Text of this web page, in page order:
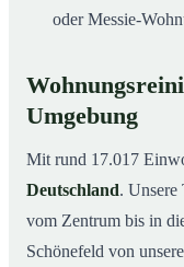
oder Messie-
Umgebung
Mit rund 17.017
Deutschland. Unsere
vom Zentrum bis in
Schönefeld von